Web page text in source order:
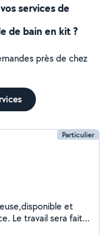
services de
de bain en kit ?
près de chez
Particulier
Le travail sera fait